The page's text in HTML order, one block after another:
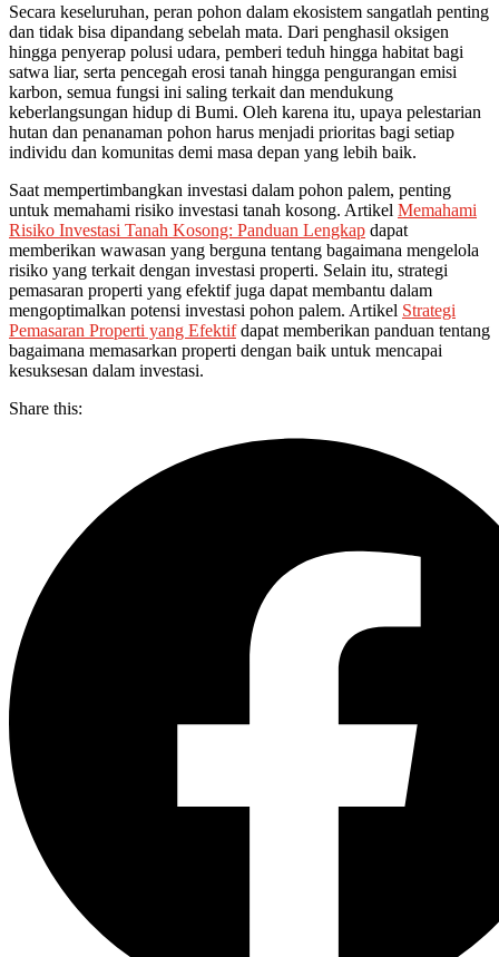
Secara keseluruhan, peran pohon dalam ekosistem sangatlah penting
dan tidak bisa dipandang sebelah mata. Dari penghasil oksigen
hingga penyerap polusi udara, pemberi teduh hingga habitat bagi
satwa liar, serta pencegah erosi tanah hingga pengurangan emisi
karbon, semua fungsi ini saling terkait dan mendukung
keberlangsungan hidup di Bumi. Oleh karena itu, upaya pelestarian
hutan dan penanaman pohon harus menjadi prioritas bagi setiap
individu dan komunitas demi masa depan yang lebih baik.
Saat mempertimbangkan investasi dalam pohon palem, penting
untuk memahami risiko investasi tanah kosong. Artikel Memahami
Risiko Investasi Tanah Kosong: Panduan Lengkap dapat
memberikan wawasan yang berguna tentang bagaimana mengelola
risiko yang terkait dengan investasi properti. Selain itu, strategi
pemasaran properti yang efektif juga dapat membantu dalam
mengoptimalkan potensi investasi pohon palem. Artikel Strategi
Pemasaran Properti yang Efektifdapat memberikan panduan tentang
bagaimana memasarkan properti dengan baik untuk mencapai
kesuksesan dalam investasi.
Share this: